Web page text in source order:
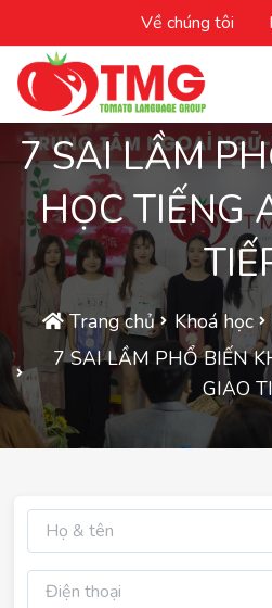
Về chúng tôi
7 SAI LẦM
HỌC TIẾNG
Trang chủ Khoá học
7 SAI LẦM PHỔ BIẾN
GIAO